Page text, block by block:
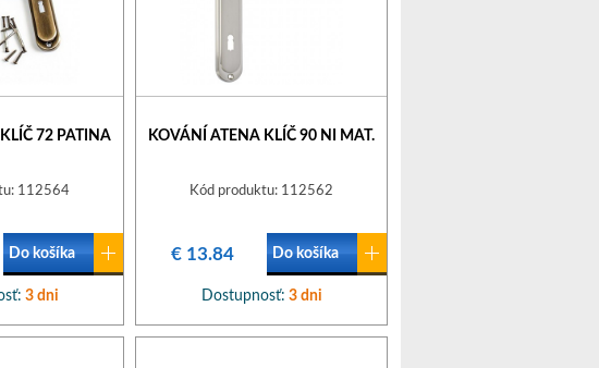
72 PATINA
112564
Do košíka
3 dni
KOVÁNÍ ATENA KLÍČ 90 NI MAT.
Kód produktu: 112562
€ 13.84 Do košíka
Dostupnosť: 3 dni